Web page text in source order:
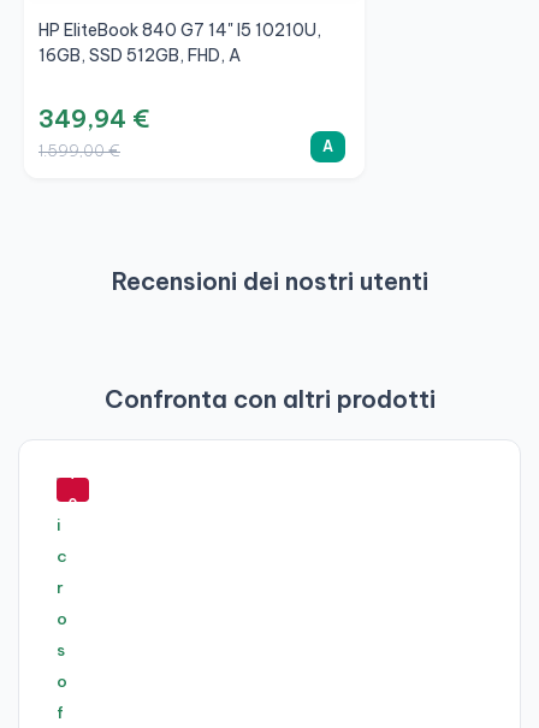
HP EliteBook 840 G7 14" I5 10210U,
16GB, SSD 512GB, FHD, A
349,94 €
1.599,00 € A
Recensioni dei nostri utenti
Confronta con altri prodotti
-
0